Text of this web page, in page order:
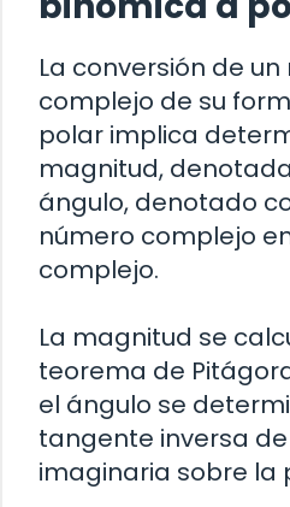
La conversión de
complejo de su
polar implica
magnitud,
ángulo, denotado
número complejo
complejo.
La magnitud se
teorema de
el ángulo se
tangente inversa
imaginaria sobre la